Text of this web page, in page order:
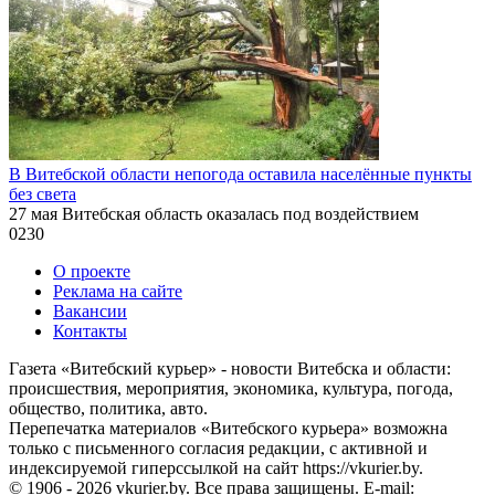
В Витебской области непогода оставила населённые пункты
без света
27 мая Витебская область оказалась под воздействием
0230
О проекте
Реклама на сайте
Вакансии
Контакты
Газета «Витебский курьер» - новости Витебска и области:
происшествия, мероприятия, экономика, культура, погода,
общество, политика, авто.
Перепечатка материалов «Витебского курьера» возможна
только с письменного согласия редакции, с активной и
индексируемой гиперссылкой на сайт https://vkurier.by.
© 1906 - 2026 vkurier.by. Все права защищены. E-mail: